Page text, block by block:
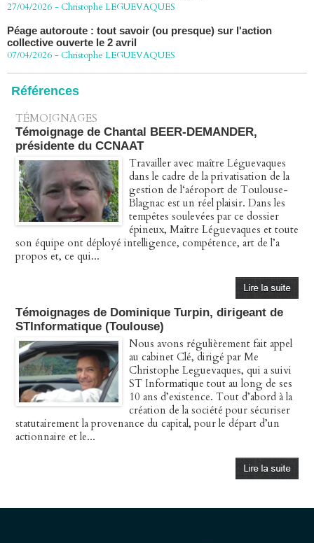
Péage autoroute : tout savoir (ou presque) sur l'action
collective ouverte le 2 avril
07/04/2026 -Christophe LEGUEVAQUES
Références
TÉMOIGNAGES
Témoignage de Chantal BEER-DEMANDER,
présidente du CCNAAT
Travailler avec maître Léguevaques
dans le cadre de la privatisation de la
gestion de l‘aéroport de Toulouse-
Blagnac est un réel plaisir. Dans les
tempêtes soulevées par ce dossier
épineux, Maître Léguevaques et toute
son équipe ont déployé intelligence, compétence, art de l’a
propos et, ce qui...
Témoignages de Dominique Turpin, dirigeant de
STInformatique (Toulouse)
Nous avons régulièrement fait appel
au cabinet Clé, dirigé par Me
Christophe Leguevaques, qui a suivi
ST Informatique tout au long de ses
10 ans d’existence. Tout d’abord à la
création de la société pour sécuriser
statutairement la provenance du capital, pour le départ d’un
actionnaire et le...